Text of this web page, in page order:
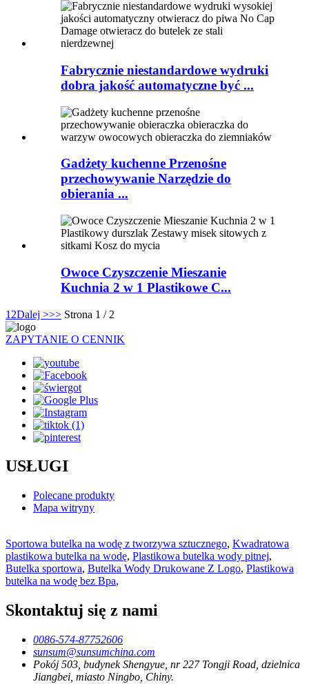
Fabrycznie niestandardowe wydruki
dobra jakość automatyczne być ...
Gadżety kuchenne Przenośne
przechowywanie Narzędzie do
obierania ...
Owoce Czyszczenie Mieszanie
Kuchnia 2 w 1 Plastikowe C...
1 2Dalej >>> Strona 1 / 2
ZAPYTANIE O CENNIK
USŁUGI
Polecane produkty
Mapa witryny
Sportowa butelka na wodę z tworzywa sztucznego, Kwadratowa
plastikowa butelka na wodę, Plastikowa butelka wody pitnej,
Butelka sportowa, Butelka Wody Drukowane Z Logo, Plastikowa
butelka na wodę bez Bpa,
Skontaktuj się z nami
0086-574-87752606
sunsum@sunsumchina.com
Pokój 503, budynek Shengyue, nr 227 Tongji Road, dzielnica
Jiangbei, miasto Ningbo, Chiny.